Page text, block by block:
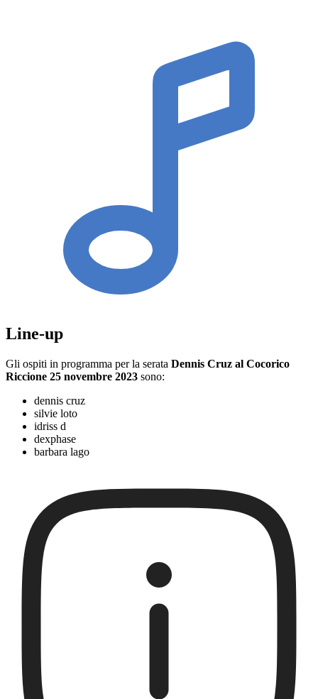
Line-up
Gli ospiti in programma per la serata Dennis Cruz al Cocorico
Riccione 25 novembre 2023 sono:
dennis cruz
silvie loto
idriss d
dexphase
barbara lago